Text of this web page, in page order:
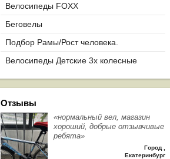
Велосипеды FOXX
Беговелы
Подбор Рамы/Рост человека.
Велосипеды Детские 3х колесные
Отзывы
«нормальный вел, магазин
хороший, добрые отзывчивые
ребята»
Город
Екатеринбург